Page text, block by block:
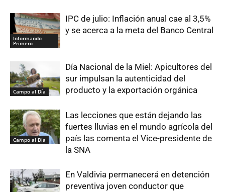
Informando
Primero
IPC de julio: Inflación anual cae al 3,5%
y se acerca a la meta del Banco Central
Campo al Día
Día Nacional de la Miel: Apicultores del
sur impulsan la autenticidad del
producto y la exportación orgánica
Campo al Día
Las lecciones que están dejando las
fuertes lluvias en el mundo agrícola del
país las comenta el Vice-presidente de
la SNA
En Valdivia permanecerá en detención
preventiva joven conductor que